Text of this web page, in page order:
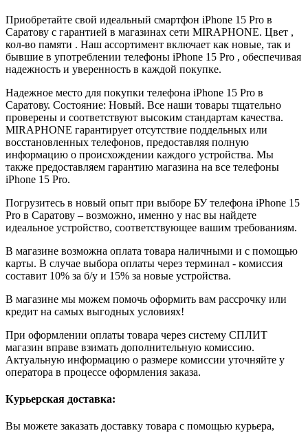
Приобретайте свой идеальный смартфон iPhone 15 Pro в
Саратову с гарантией в магазинах сети MIRAPHONE. Цвет ,
кол-во памяти . Наш ассортимент включает как новые, так и
бывшие в употреблении телефоны iPhone 15 Pro , обеспечивая
надежность и уверенность в каждой покупке.
Надежное место для покупки телефона iPhone 15 Pro в
Саратову. Состояние: Новый. Все наши товары тщательно
проверены и соответствуют высоким стандартам качества.
MIRAPHONE гарантирует отсутствие поддельных или
восстановленных телефонов, предоставляя полную
информацию о происхождении каждого устройства. Мы
также предоставляем гарантию магазина на все телефоны
iPhone 15 Pro.
Погрузитесь в новый опыт при выборе БУ телефона iPhone 15
Pro в Саратову – возможно, именно у нас вы найдете
идеальное устройство, соответствующее вашим требованиям.
В магазине возможна оплата товара наличными и с помощью
карты. В случае выбора оплаты через терминал - комиссия
составит 10% за б/у и 15% за новые устройства.
В магазине мы можем помочь оформить вам рассрочку или
кредит на самых выгодных условиях!
При оформлении оплаты товара через систему СПЛИТ
магазин вправе взимать дополнительную комиссию.
Актуальную информацию о размере комиссии уточняйте у
оператора в процессе оформления заказа.
Курьерская доставка:
Вы можете заказать доставку товара с помощью курьера,